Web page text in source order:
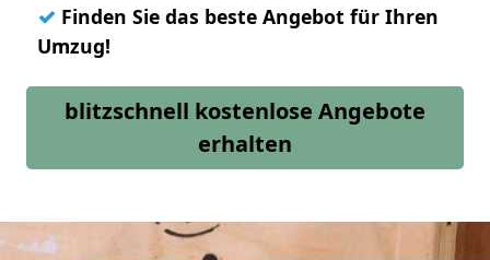
✓ Finden Sie das beste Angebot für Ihren
Umzug!
blitzschnell kostenlose Angebote
erhalten